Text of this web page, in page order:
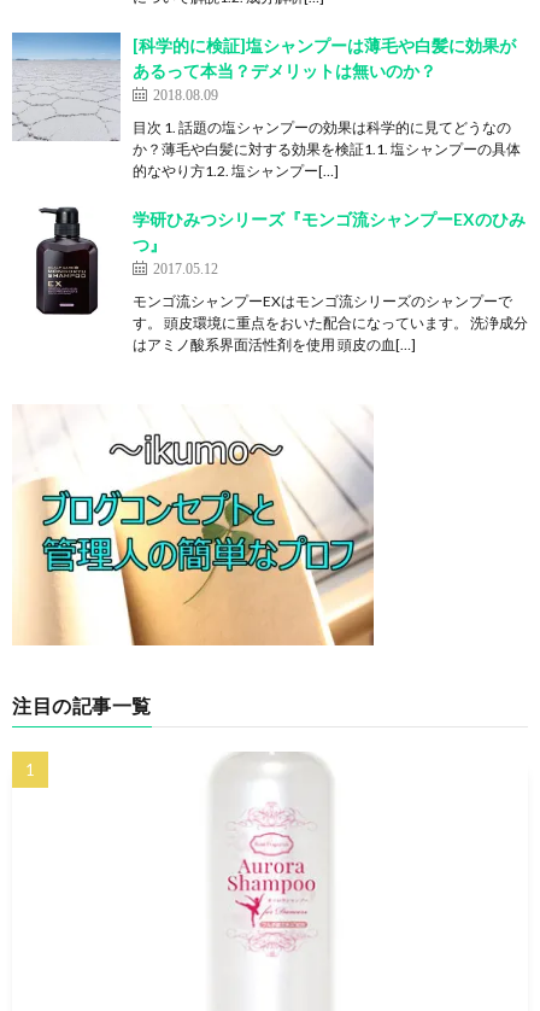
[科学的に検証]塩シャンプーは薄毛や白髪に効果が
あるって本当？デメリットは無いのか？
2018.08.09
目次 1. 話題の塩シャンプーの効果は科学的に見てどうなの
か？薄毛や白髪に対する効果を検証1.1. 塩シャンプーの具体
的なやり方1.2. 塩シャンプー[…]
学研ひみつシリーズ『モンゴ流シャンプーEXのひみ
つ』
2017.05.12
モンゴ流シャンプーEXはモンゴ流シリーズのシャンプーで
す。 頭皮環境に重点をおいた配合になっています。 洗浄成分
はアミノ酸系界面活性剤を使用 頭皮の血[…]
注目の記事一覧